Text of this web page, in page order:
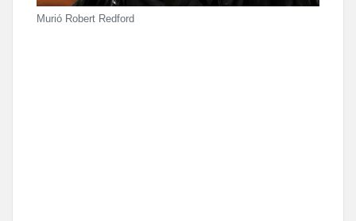
Murió Robert Redford